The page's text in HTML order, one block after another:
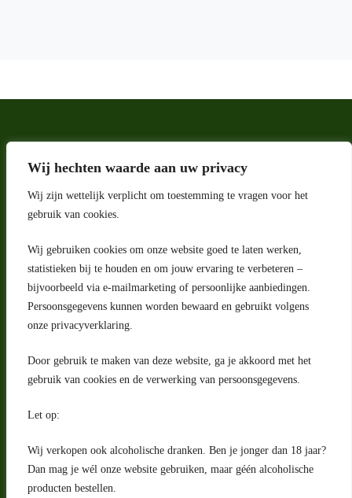
Wij hechten waarde aan uw privacy
Wij zijn wettelijk verplicht om toestemming te vragen voor het
gebruik van cookies.
Wij gebruiken cookies om onze website goed te laten werken,
statistieken bij te houden en om jouw ervaring te verbeteren –
bijvoorbeeld via e-mailmarketing of persoonlijke aanbiedingen.
Persoonsgegevens kunnen worden bewaard en gebruikt volgens
onze privacyverklaring.
Door gebruik te maken van deze website, ga je akkoord met het
gebruik van cookies en de verwerking van persoonsgegevens.
Let op:
Wij verkopen ook alcoholische dranken. Ben je jonger dan 18 jaar?
Dan mag je wél onze website gebruiken, maar géén alcoholische
producten bestellen.
Adres
Riga 4 E
2993 LW Barendrecht
Nederland
Contact
klantenservice@portugeseproducten.nl
Facebook
Herroepingsrecht